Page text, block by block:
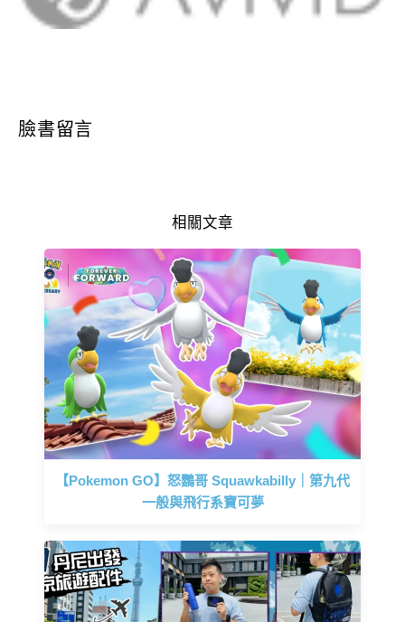
臉書留言
相關文章
【Pokemon GO】怒鸚哥 Squawkabilly｜第九代
一般與飛行系寶可夢